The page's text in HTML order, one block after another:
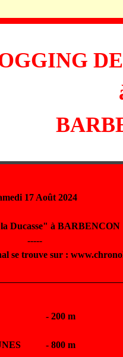
17 Août 2024
Ducasse" à BARBENCON
-----
se trouve sur :
- 200 m
- 800 m